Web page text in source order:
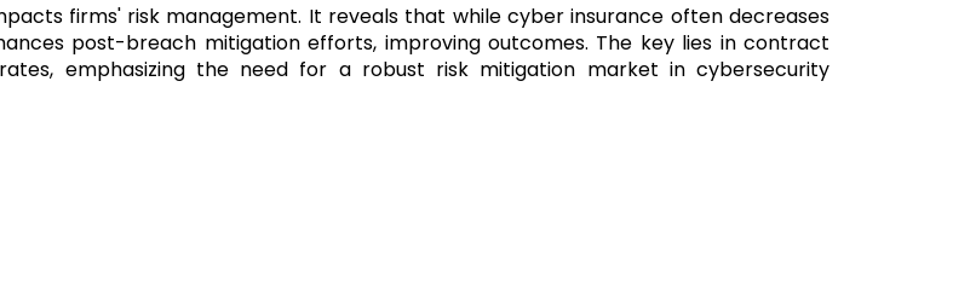
firms' risk management. It reveals that while cyber insurance often decreases
post-breach mitigation efforts, improving outcomes. The key lies in contract
emphasizing the need for a robust risk mitigation market in cybersecurity